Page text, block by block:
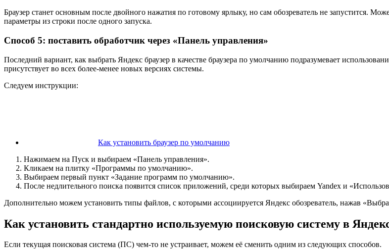
Браузер станет основным после двойного нажатия по готовому ярлыку, но сам обозреватель не запустится.
параметры из строки после одного запуска.
Способ 5: поставить обработчик через «Панель управления»
Последний вариант, как выбрать Яндекс браузер в качестве браузера по умолчанию подразумевает
присутствует во всех более-менее новых версиях системы.
Следуем инструкции:
Как установить браузер по умолчанию
Нажимаем на Пуск и выбираем «Панель управления».
Кликаем на плитку «Программы по умолчанию».
Выбираем первый пункт «Задание программ по умолчанию».
После недлительного поиска появится список приложений, среди которых выбираем Yandex и
Дополнительно можем установить типы файлов, с которыми ассоциируется Яндекс обозреватель, нажав
Как установить стандартно используемую поисковую систему в
Если текущая поисковая система (ПС) чем-то не устраивает, можем её сменить одним из следующих способов.